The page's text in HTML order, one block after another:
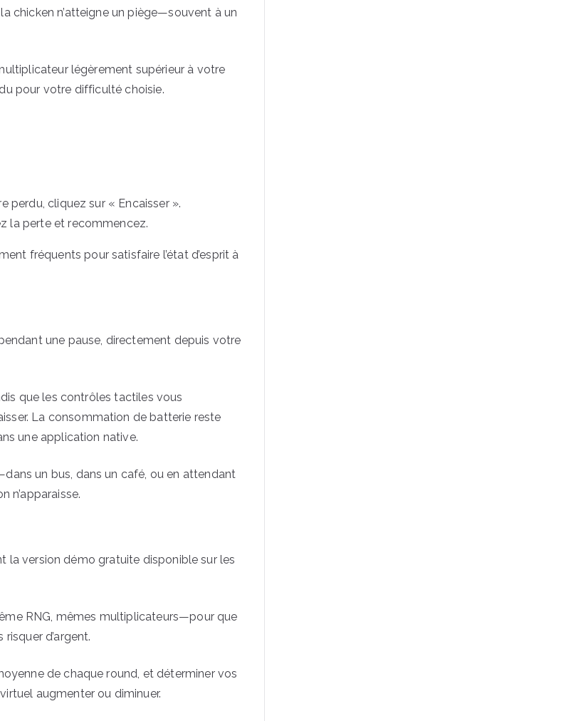
chicken n’atteigne un piège—souvent à un
légèrement supérieur à votre
pour votre difficulté choisie.
perdu, cliquez sur « Encaisser ».
la perte et recommencez.
fréquents pour satisfaire l’état d’esprit à
une pause, directement depuis votre
que les contrôles tactiles vous
La consommation de batterie reste
une application native.
un bus, dans un café, ou en attendant
n’apparaisse.
la version démo gratuite disponible sur les
RNG, mêmes multiplicateurs—pour que
d’argent.
de chaque round, et déterminer vos
augmenter ou diminuer.